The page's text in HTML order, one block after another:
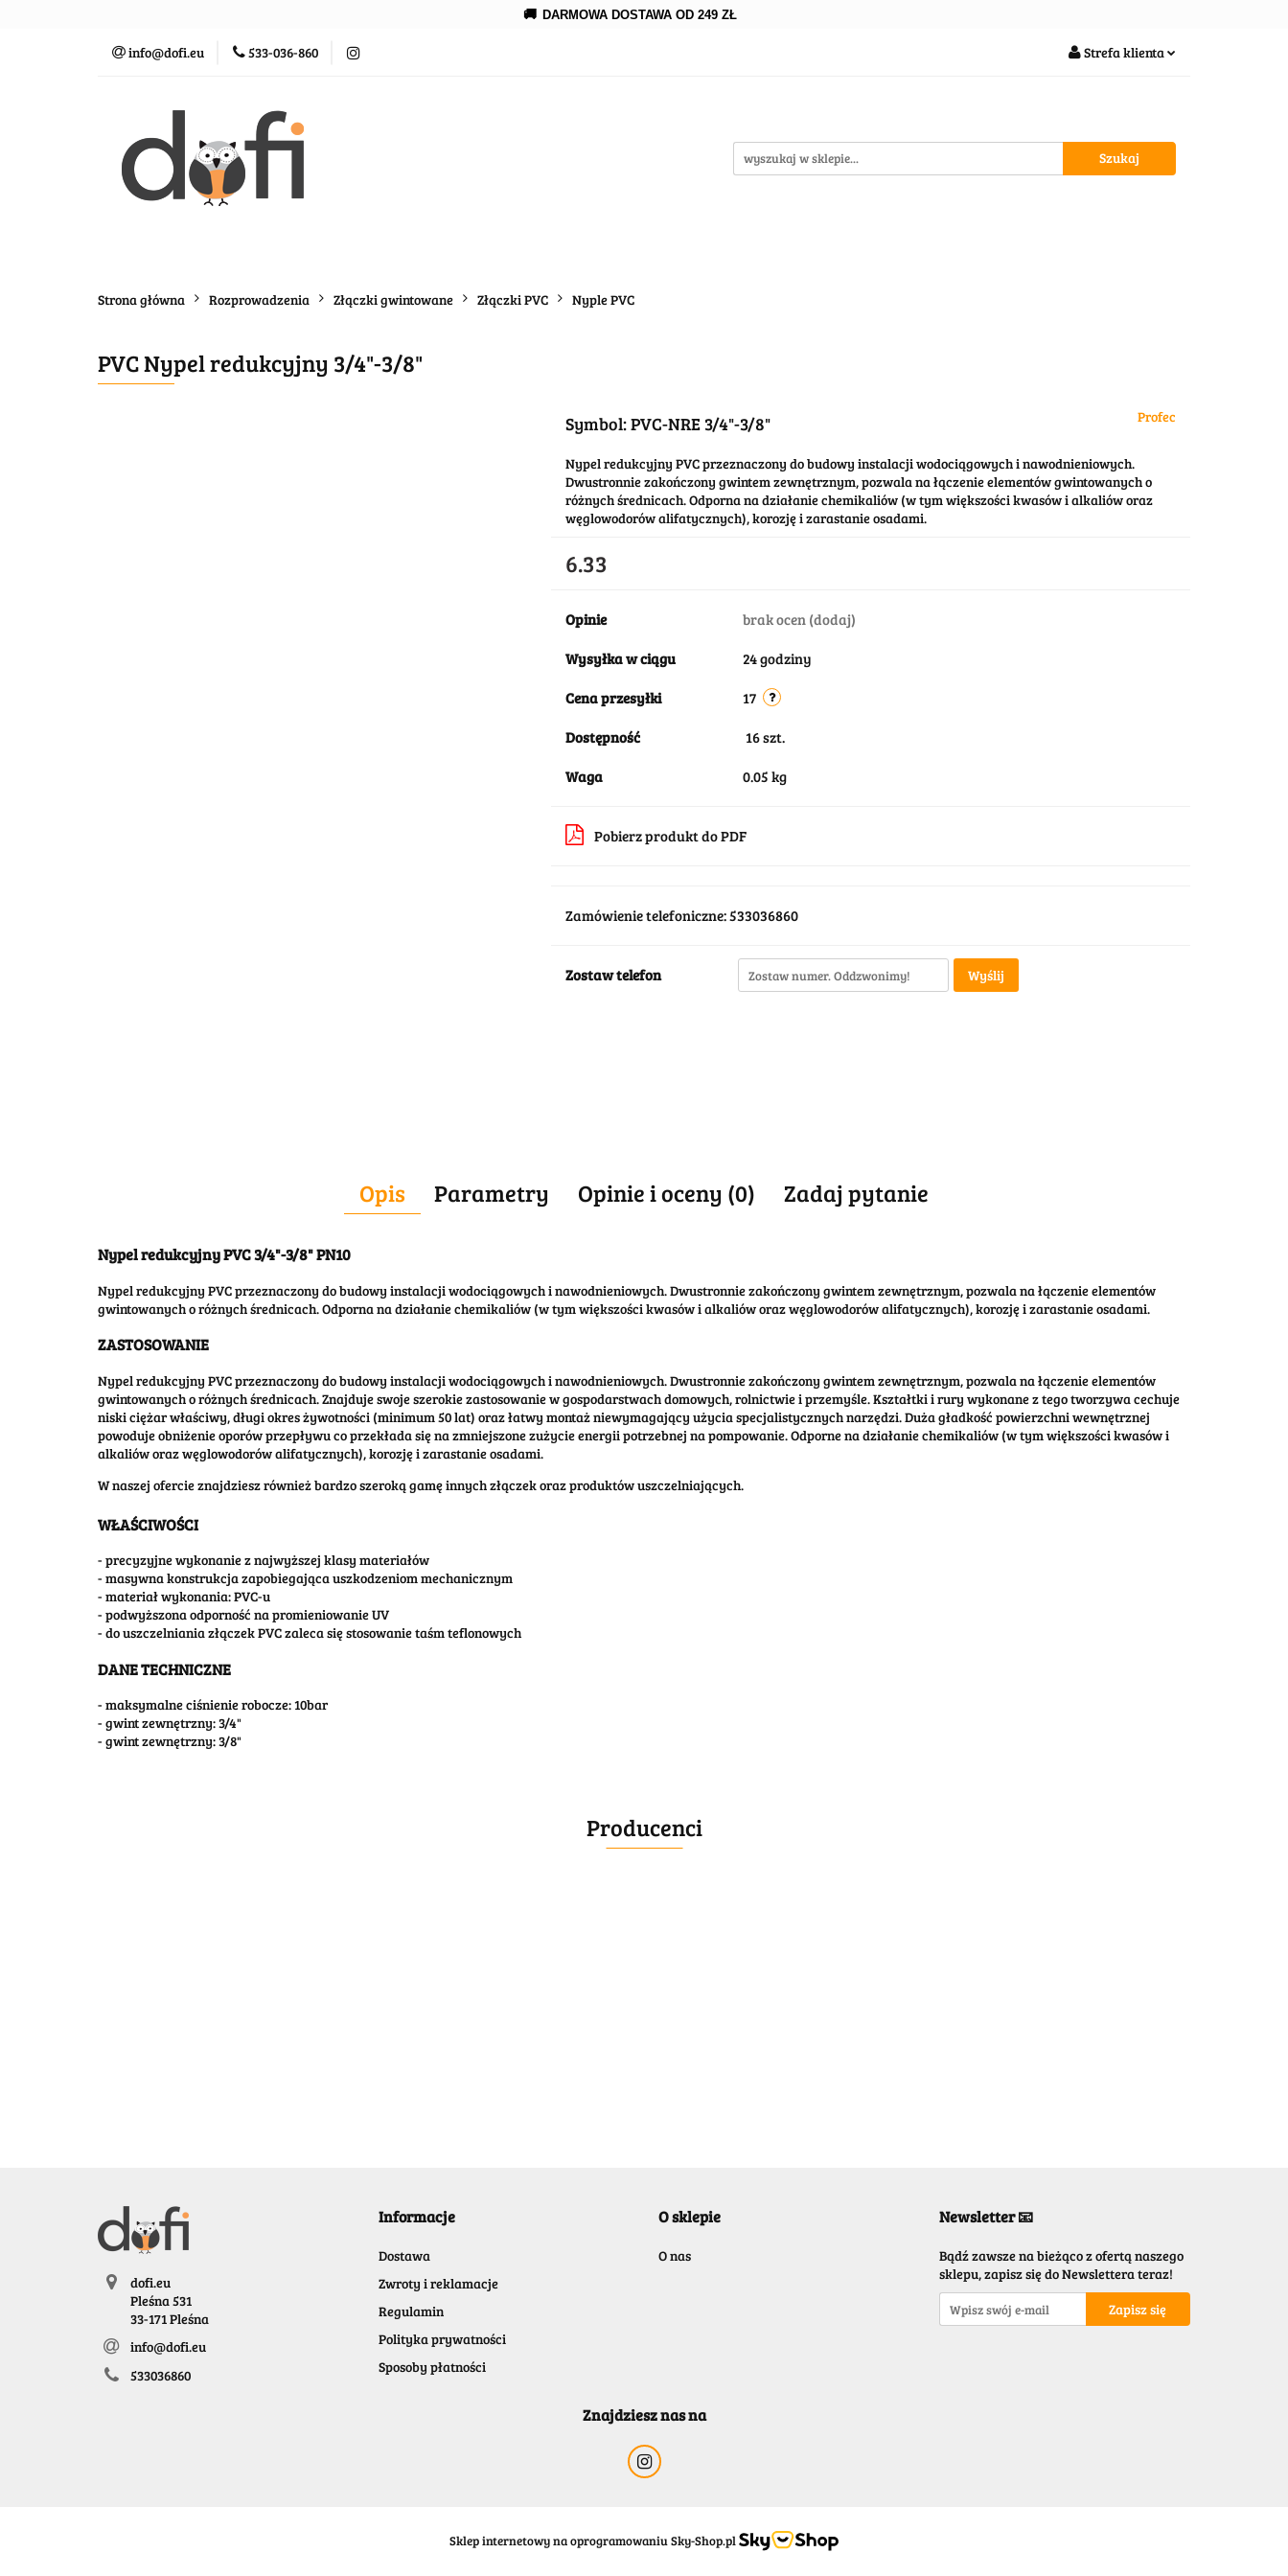
🚚 DARMOWA DOSTAWA OD 249 ZŁ
info@dofi.eu 533-036-860 Strefa klienta
Dodaj zgłoszenie
Strona główna Rozprowadzenia Złączki gwintowane Złączki PVC Nyple PVC
PVC Nypel redukcyjny 3/4"-3/8"
Symbol:PVC-NRE 3/4"-3/8" Profec
Nypel redukcyjny PVC przeznaczony do budowy instalacji wodociągowych i nawodnieniowych.
Dwustronnie zakończony gwintem zewnętrznym, pozwala na łączenie elementów gwintowanych o
różnych średnicach. Odporna na działanie chemikaliów (w tym większości kwasów i alkaliów oraz
węglowodorów alifatycznych), korozję i zarastanie osadami.
6.33
Opinie brak ocen (dodaj)
Wysyłka w ciągu 24 godziny
Cena przesyłki 17
Dostępność 16szt.
Waga 0.05 kg
Pobierz produkt do PDF
Zamówienie telefoniczne: 533036860
Zostaw telefon Wyślij
Opis Parametry Opinie i oceny (0) Zadaj pytanie
Nypel redukcyjny PVC 3/4"-3/8" PN10
Nypel redukcyjny PVC przeznaczony do budowy instalacji wodociągowych i nawodnieniowych. Dwustronnie zakończony gwintem zewnętrznym, pozwala na łączenie elementów
gwintowanych o różnych średnicach. Odporna na działanie chemikaliów (w tym większości kwasów i alkaliów oraz węglowodorów alifatycznych), korozję i zarastanie osadami.
ZASTOSOWANIE
Nypel redukcyjny PVC przeznaczony do budowy instalacji wodociągowych i nawodnieniowych. Dwustronnie zakończony gwintem zewnętrznym, pozwala na łączenie elementów
gwintowanych o różnych średnicach. Znajduje swoje szerokie zastosowanie w gospodarstwach domowych, rolnictwie i przemyśle. Kształtki i rury wykonane z tego tworzywa cechuje
niski ciężar właściwy, długi okres żywotności (minimum 50 lat) oraz łatwy montaż niewymagający użycia specjalistycznych narzędzi. Duża gładkość powierzchni wewnętrznej
powoduje obniżenie oporów przepływu co przekłada się na zmniejszone zużycie energii potrzebnej na pompowanie. Odporne na działanie chemikaliów (w tym większości kwasów i
alkaliów oraz węglowodorów alifatycznych), korozję i zarastanie osadami.
W naszej ofercie znajdziesz również bardzo szeroką gamę innych złączek oraz produktów uszczelniających.
WŁAŚCIWOŚCI
- precyzyjne wykonanie z najwyższej klasy materiałów
- masywna konstrukcja zapobiegająca uszkodzeniom mechanicznym
- materiał wykonania: PVC-u
- podwyższona odporność na promieniowanie UV
- do uszczelniania złączek PVC zaleca się stosowanie taśm teflonowych
DANE TECHNICZNE
- maksymalne ciśnienie robocze: 10bar
- gwint zewnętrzny: 3/4"
- gwint zewnętrzny: 3/8"
Producenci
BENASSI/GALGI
dofi.eu
Pleśna 531
33-171 Pleśna
info@dofi.eu
533036860
Informacje
Dostawa
Zwroty i reklamacje
Regulamin
Polityka prywatności
Sposoby płatności
O sklepie
O nas
Newsletter 📧
Bądź zawsze na bieżąco z ofertą naszego
sklepu, zapisz się do Newslettera teraz!
Znajdziesz nas na
Sklep internetowy na oprogramowaniu Sky-Shop.pl